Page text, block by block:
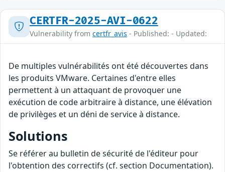
CERTFR-2025-AVI-0622
Vulnerability from certfr_avis - Published: - Updated:
De multiples vulnérabilités ont été découvertes dans
les produits VMware. Certaines d'entre elles
permettent à un attaquant de provoquer une
exécution de code arbitraire à distance, une élévation
de privilèges et un déni de service à distance.
Solutions
Se référer au bulletin de sécurité de l'éditeur pour
l'obtention des correctifs (cf. section Documentation).